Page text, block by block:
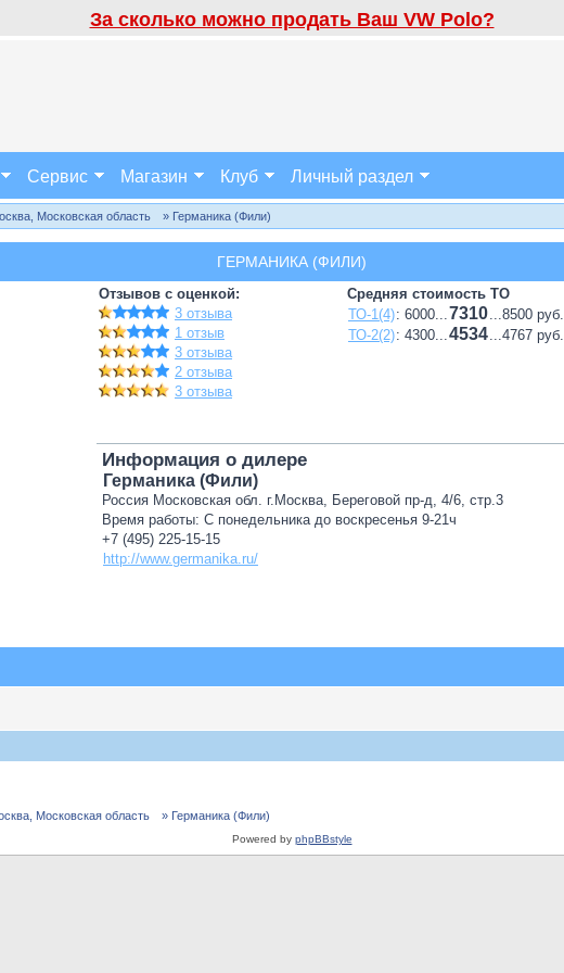
За сколько можно продать Ваш VW Polo?
Сервис Магазин Клуб Личный раздел
Московская область » Германика (Фили)
ГЕРМАНИКА (ФИЛИ)
Отзывов с оценкой:
3 отзыва
1 отзыв
3 отзыва
2 отзыва
3 отзыва
Средняя стоимость ТО
ТО-1(4): 6000...7310...8500 руб.
ТО-2(2): 4300...4534...4767 руб.
Информация о дилере
Германика (Фили)
Россия Московская обл. г.Москва, Береговой пр-д, 4/6, стр.3
Время работы: С понедельника до воскресенья 9-21ч
+7 (495) 225-15-15
http://www.germanika.ru/
Московская область » Германика (Фили)
Powered by phpBBstyle